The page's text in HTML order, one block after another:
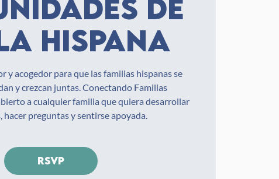
de
hispana
y acogedor para que las familias hispanas se
y crezcan juntas. Conectando Familias
a cualquier familia que quiera desarrollar
hacer preguntas y sentirse apoyada.
RSVP